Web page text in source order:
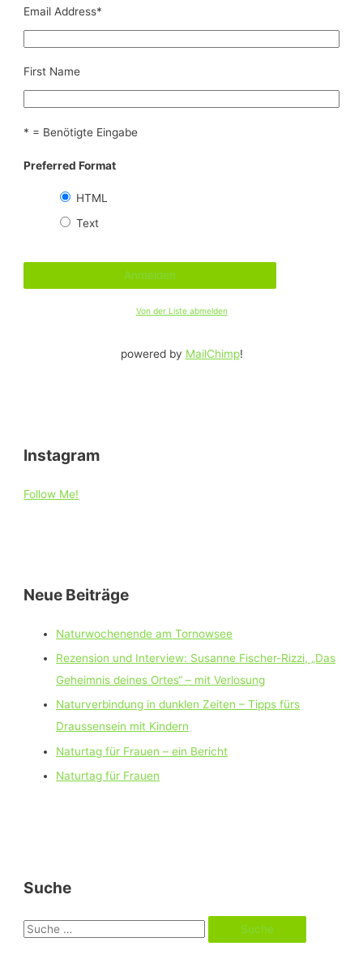
Email Address*
First Name
* = Benötigte Eingabe
Preferred Format
HTML
Text
Von der Liste abmelden
powered by MailChimp!
Instagram
Follow Me!
Neue Beiträge
Naturwochenende am Tornowsee
Rezension und Interview: Susanne Fischer-Rizzi, „Das
Geheimnis deines Ortes“ – mit Verlosung
Naturverbindung in dunklen Zeiten – Tipps fürs
Draussensein mit Kindern
Naturtag für Frauen – ein Bericht
Naturtag für Frauen
Suche
S